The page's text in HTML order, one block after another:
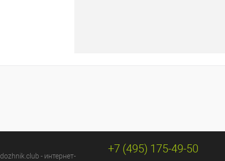
- интернет-
+7 (495) 175-49-50